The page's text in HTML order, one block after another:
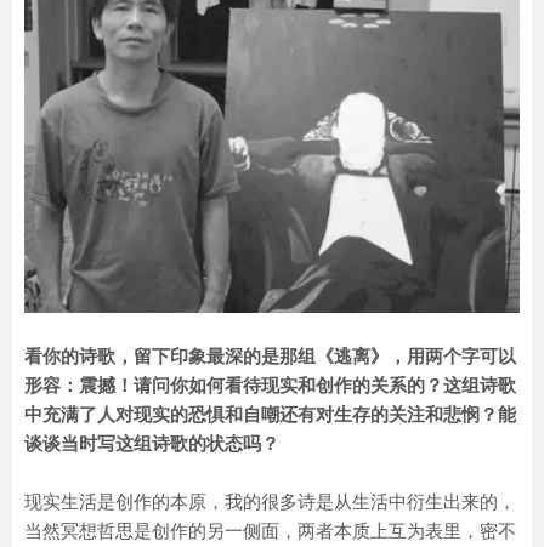
看你的诗歌，留下印象最深的是那组《逃离》，用两个字可以
形容：震撼！请问你如何看待现实和创作的关系的？这组诗歌
中充满了人对现实的恐惧和自嘲还有对生存的关注和悲悯？能
谈谈当时写这组诗歌的状态吗？
现实生活是创作的本原，我的很多诗是从生活中衍生出来的，
当然冥想哲思是创作的另一侧面，两者本质上互为表里，密不